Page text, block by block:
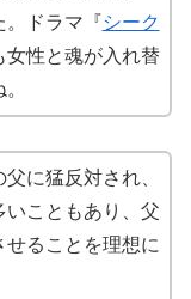
。ドラマ『シーク
女性と魂が入れ替
に猛反対され、
こともあり、父
せることを理想に